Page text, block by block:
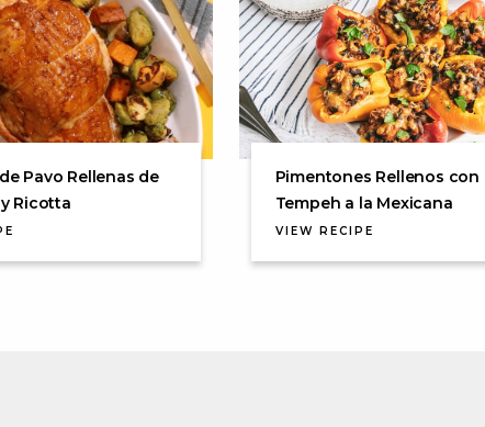
Pavo Rellenas de
Ricotta
Pimentones Rellenos con
Tempeh a la Mexicana
VIEW RECIPE